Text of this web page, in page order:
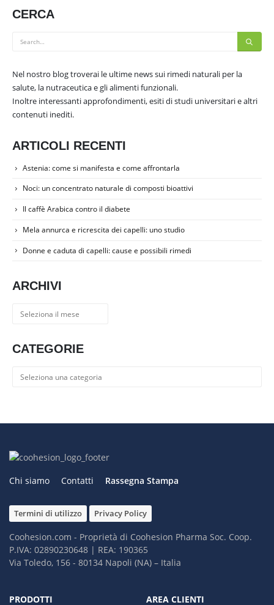
CERCA
Nel nostro blog troverai le ultime news sui rimedi naturali per la
salute, la nutraceutica e gli alimenti funzionali.
Inoltre interessanti approfondimenti, esiti di studi universitari e altri
contenuti inediti.
ARTICOLI RECENTI
Astenia: come si manifesta e come affrontarla
Noci: un concentrato naturale di composti bioattivi
Il caffè Arabica contro il diabete
Mela annurca e ricrescita dei capelli: uno studio
Donne e caduta di capelli: cause e possibili rimedi
ARCHIVI
Archivi
CATEGORIE
Categorie
Chi siamo Contatti Rassegna Stampa
Termini di utilizzo Privacy Policy
Coohesion.com - Proprietà di Coohesion Pharma Soc. Coop.
P.IVA: 02890230648 | REA: 190365
Via Toledo, 156 - 80134 Napoli (NA) – It​alia
PRODOTTI
AREA CLIENTI